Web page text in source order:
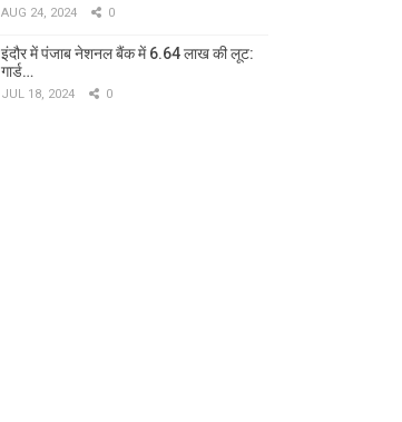
AUG 24, 2024 0
इंदौर में पंजाब नेशनल बैंक में 6.64 लाख की लूट:
गार्ड…
JUL 18, 2024 0